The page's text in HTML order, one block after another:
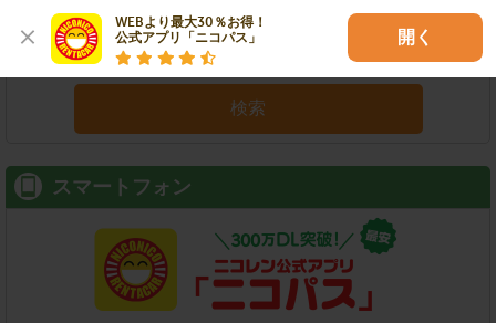
WEBより最大30％お得！
公式アプリ「ニコパス」
開く
検索
スマートフォン